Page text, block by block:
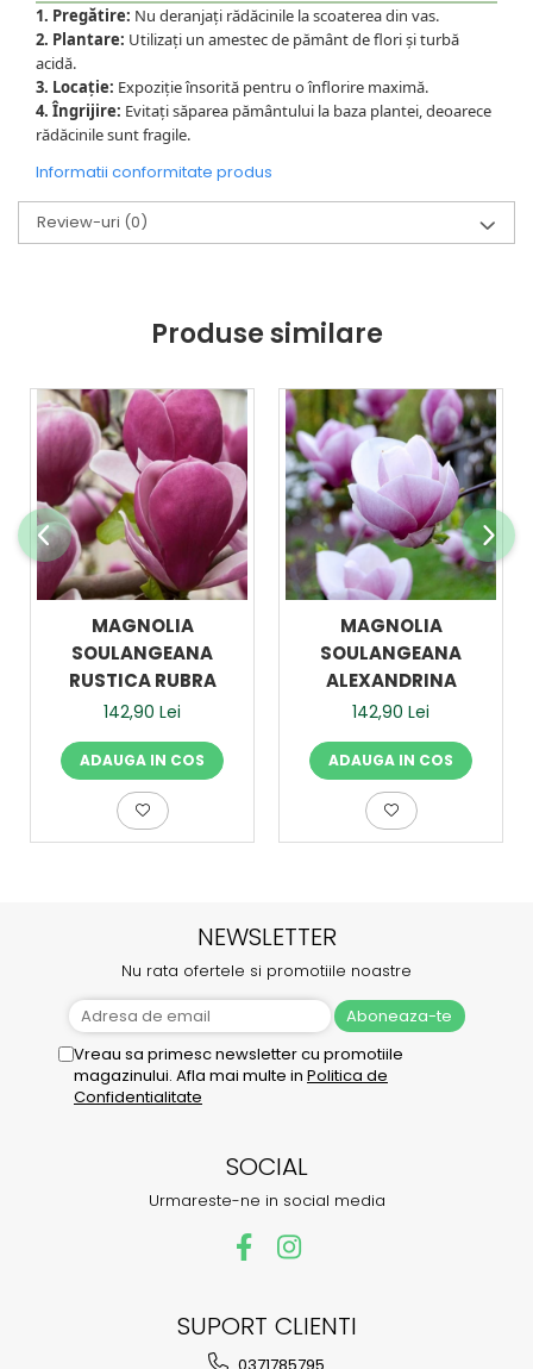
1. Pregătire: Nu deranjați rădăcinile la scoaterea din vas.
2. Plantare: Utilizați un amestec de pământ de flori și turbă
acidă.
3. Locație: Expoziție însorită pentru o înflorire maximă.
4. Îngrijire: Evitați săparea pământului la baza plantei, deoarece
rădăcinile sunt fragile.
Informatii conformitate produs
Review-uri (0)
Produse similare
MAGNOLIA
SOULANGEANA
RUSTICA RUBRA
142,90 Lei
ADAUGA IN COS
MAGNOLIA
SOULANGEANA
ALEXANDRINA
142,90 Lei
ADAUGA IN COS
NEWSLETTER
Nu rata ofertele si promotiile noastre
Vreau sa primesc newsletter cu promotiile
magazinului. Afla mai multe in Politica de
Confidentialitate
SOCIAL
Urmareste-ne in social media
SUPORT CLIENTI